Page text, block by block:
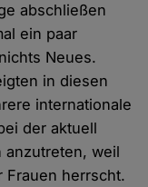
abschließen
ein paar
Neues.
in diesen
internationale
der aktuell
anzutreten, weil
Frauen herrscht.